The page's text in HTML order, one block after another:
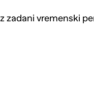
zadani vremenski